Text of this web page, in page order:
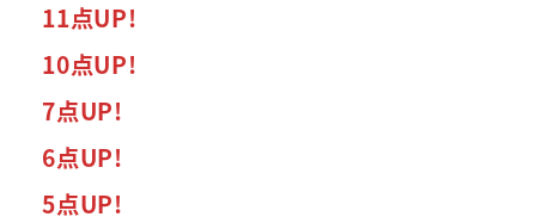
11点UP!
10点UP!
7点UP!
6点UP!
5点UP!